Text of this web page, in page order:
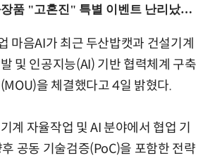
마음AI가 최근 두산밥캣과 건설기계
및 인공지능(AI) 기반 협력체계 구축
을 체결했다고 4일 밝혔다.
계 자율작업 및 AI 분야에서 협업 기
공동 기술검증(PoC)을 포함한 전략